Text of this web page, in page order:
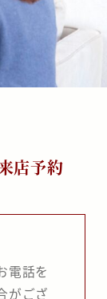
店予約
電話を
がござ